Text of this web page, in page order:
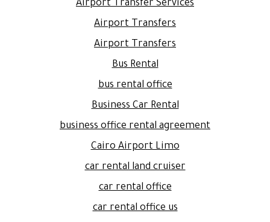
Airport Transfer Services
Airport Transfers
Airport Transfers
Bus Rental
bus rental office
Business Car Rental
business office rental agreement
Cairo Airport Limo
car rental land cruiser
car rental office
car rental office us